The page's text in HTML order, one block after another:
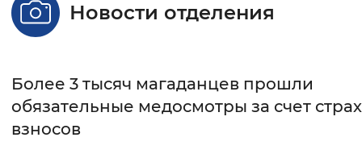
Стандартный Увеличенный
Без засечек С засечками
Новости отделения
Более 3 тысяч магаданцев прошли
обязательные медосмотры за счет
взносов